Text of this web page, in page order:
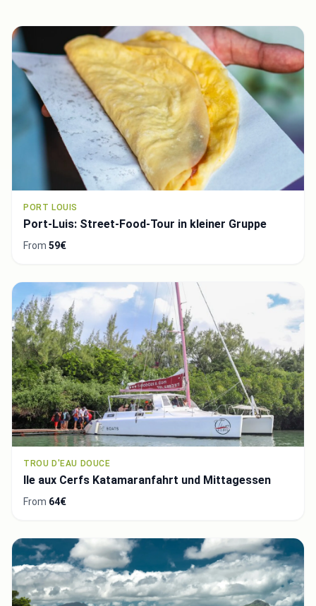
PORT LOUIS
Port-Luis: Street-Food-Tour in kleiner Gruppe
From 59€
TROU D'EAU DOUCE
Ile aux Cerfs Katamaranfahrt und Mittagessen
From 64€